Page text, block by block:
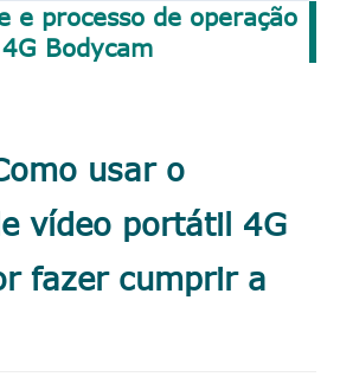
e processo de operação
Bodycam
usar o
vídeo portátil 4G
fazer cumprir a